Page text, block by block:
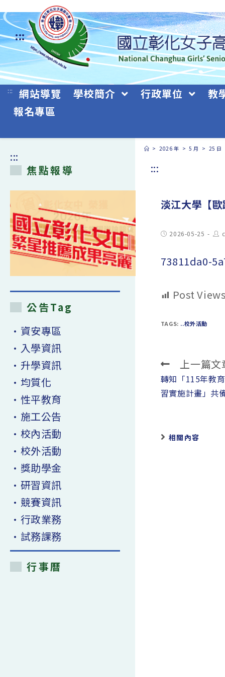
跳
轉
至
主
要
:::
::: 網站導覽 學校簡介 行政單位
教
報名專區
> 2026 年 > 5 月 > 25 日
:::
淡江大學【
Post2026-05-25
73811da0-
Post
TAGS: ..校外活動
Read
more
articles
上一篇文
轉知「115年教
習實施計畫」共
相關內容
:::
焦點報導
公告Tag
•資安專區
•入學資訊
•升學資訊
•均質化
•性平教育
•施工公告
•校內活動
•校外活動
•獎助學金
•研習資訊
•競賽資訊
•行政業務
•試務課務
行事曆